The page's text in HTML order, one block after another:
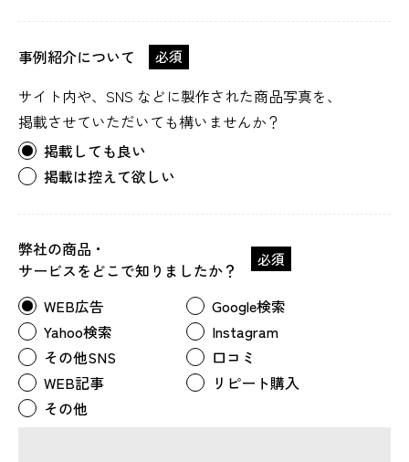
事例紹介について 必須
サイト内や、SNS などに製作された商品写真を、
掲載させていただいても構いませんか？
掲載しても良い
掲載は控えて欲しい
弊社の商品・
サービスをどこで知りましたか？
必須
WEB広告
Google検索
Yahoo検索
Instagram
その他SNS
口コミ
WEB記事
リピート購入
その他